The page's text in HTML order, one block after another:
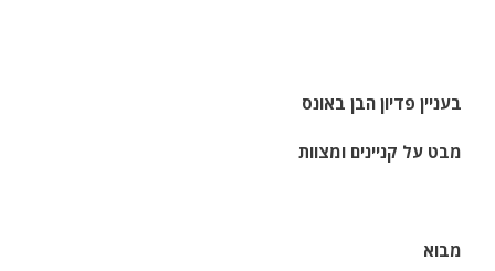
בעניין פדיון הבן באונס
מבט על קניינים ומצוות
מבוא